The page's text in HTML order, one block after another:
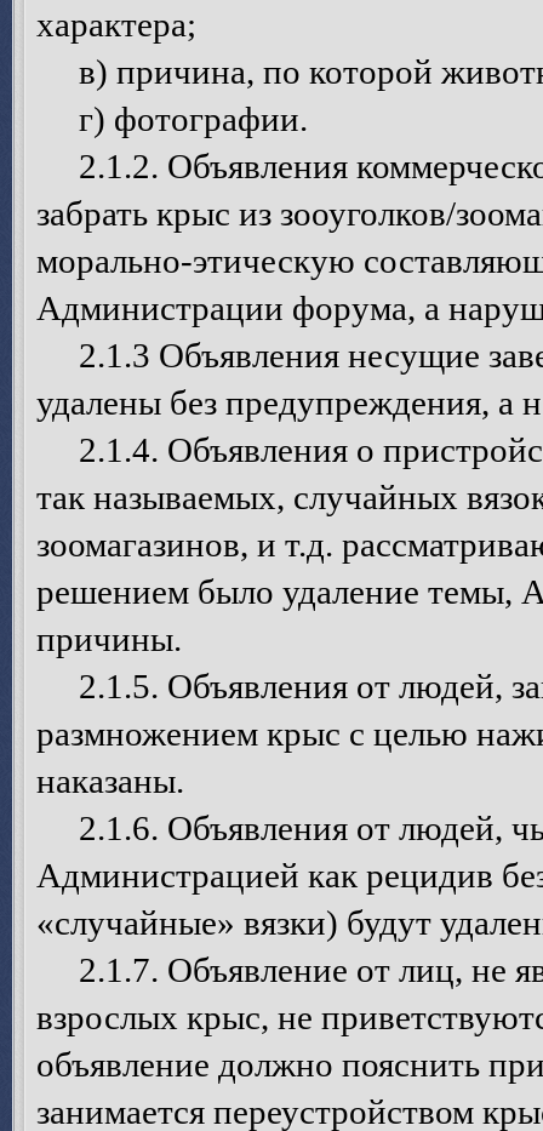
характера;
в) причина, по которой
г) фотографии.
2.1.2. Объявления
забрать крыс из зооуголков/
морально-этическую
Администрации форума, а
2.1.3 Объявления несущие
удалены без предупреждения, а
2.1.4. Объявления о
так называемых, случайных
зоомагазинов, и т.д.
решением было удаление темы,
причины.
2.1.5. Объявления от людей,
размножением крыс с целью
наказаны.
2.1.6. Объявления от людей,
Администрацией как рецидив
«случайные» вязки) будут
2.1.7. Объявление от лиц, не
взрослых крыс, не
объявление должно пояснить
занимается переустройством